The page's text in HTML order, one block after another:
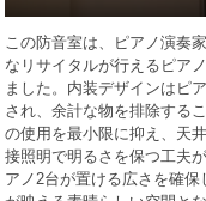
この防音室は、ピアノ演奏
なリサイタルが行えるピア
ました。内装デザインはピ
され、余計な物を排除する
の使用を最小限に抑え、天
接照明で明るさを保つ工夫
アノ2台が置ける広さを確